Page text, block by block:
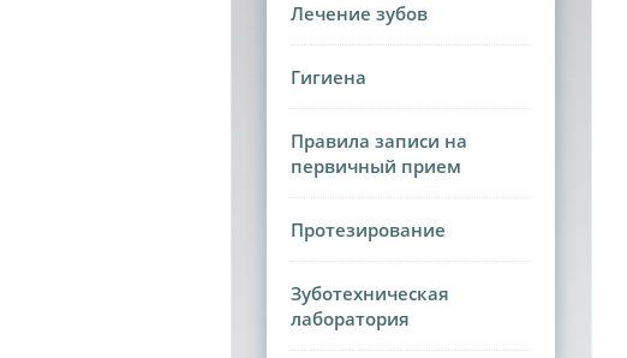
Лечение зубов
Гигиена
Правила записи на
первичный прием
Протезирование
Зуботехническая
лаборатория